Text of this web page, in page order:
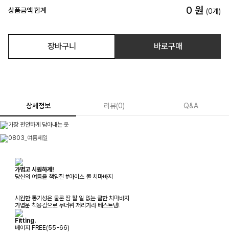
상품금액 합계 0 원 (0개)
장바구니 바로구매
상세정보 리뷰(0) Q&A
가볍고 시원하게!
당신의 여름을 책임질 #아이스 쿨 치마바지
시원한 통기성은 물론 땀 찰 일 없는 쿨한 치마바지
가볍운 착용감으로 무더위 저리가라 베스트템!
Fitting.
베이지 FREE(55-66)